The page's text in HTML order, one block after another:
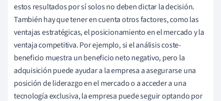
estos resultados por sí solos no deben dictar la decisión.
También hay que tener en cuenta otros factores, como las
ventajas estratégicas, el posicionamiento en el mercado y la
ventaja competitiva. Por ejemplo, si el análisis coste-
beneficio muestra un beneficio neto negativo, pero la
adquisición puede ayudar a la empresa a asegurarse una
posición de liderazgo en el mercado o a acceder a una
tecnología exclusiva, la empresa puede seguir optando por